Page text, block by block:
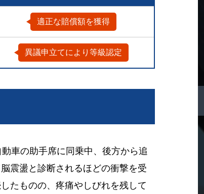
適正な賠償額を獲得
異議申立てにより等級認定
車の助手席に同乗中、後方から追
震盪と診断されるほどの衝撃を受
たものの、疼痛やしびれを残して